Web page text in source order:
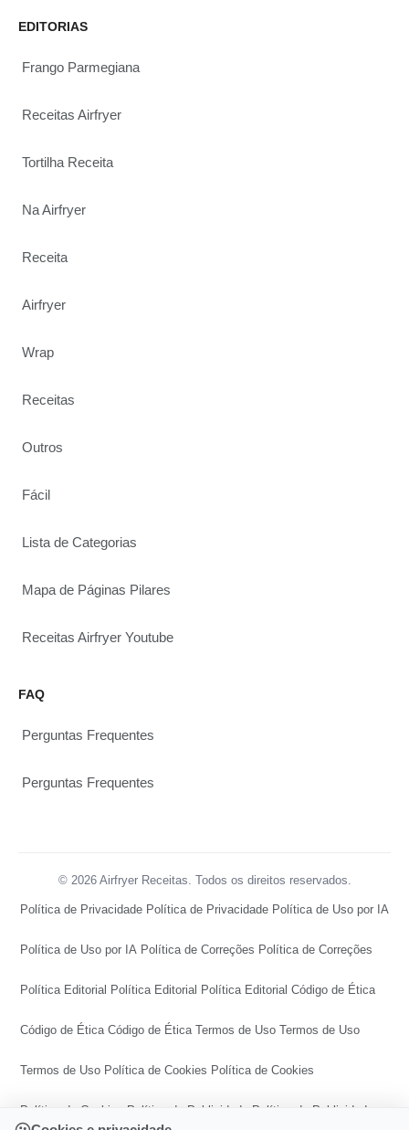
EDITORIAS
Frango Parmegiana
Receitas Airfryer
Tortilha Receita
Na Airfryer
Receita
Airfryer
Wrap
Receitas
Outros
Fácil
Lista de Categorias
Mapa de Páginas Pilares
Receitas Airfryer Youtube
FAQ
Perguntas Frequentes
Perguntas Frequentes
© 2026 Airfryer Receitas. Todos os direitos reservados.
Política de Privacidade Política de Privacidade Política de Uso por IA
Política de Uso por IA Política de Correções Política de Correções
Política Editorial Política Editorial Política Editorial Código de Ética
Código de Ética Código de Ética Termos de Uso Termos de Uso
Termos de Uso Política de Cookies Política de Cookies
Política de Cookies Política de Publicidade Política de Publicidade